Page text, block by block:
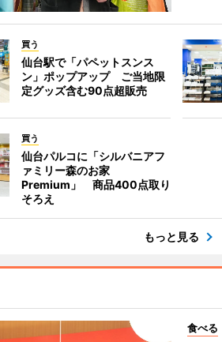
買う
仙台駅で「パペットスンス
ン」ポップアップ ご当地限
定グッズ含む90点超販売
買う
仙台パルコに「シルバニアフ
ァミリー森のお家
Premium」 商品400点取り
そろえ
もっと見る
食べる